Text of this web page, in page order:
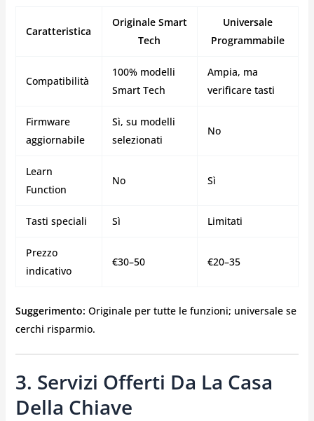
Caratteristica
Originale Smart
Tech
Universale
Programmabile
Compatibilità
100% modelli
Smart Tech
Ampia, ma
verificare tasti
Firmware
aggiornabile
Sì, su modelli
selezionati
No
Learn
Function
No Sì
Tasti speciali Sì Limitati
Prezzo
indicativo
€30–50 €20–35
Suggerimento: Originale per tutte le funzioni; universale se
cerchi risparmio.
3. Servizi Offerti Da La Casa
Della Chiave